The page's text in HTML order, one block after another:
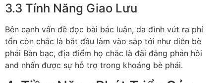
3.3 Tính Năng Giao Lưu
Bên cạnh vấn đề đọc bài bác luận, da đình vứt ra phí
tổn còn chắc là bắt đầu làm vào sắp tới như diễn bè
phái Bàn bạc, địa điểm họ chắc là đãi đằng phản hồi
and nhấn được sự hỗ trợ trong khoảng bè phái.